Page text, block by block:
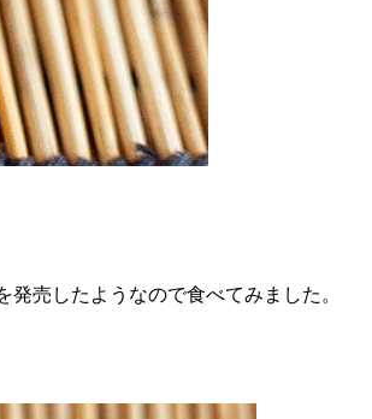
売したようなので食べてみました。